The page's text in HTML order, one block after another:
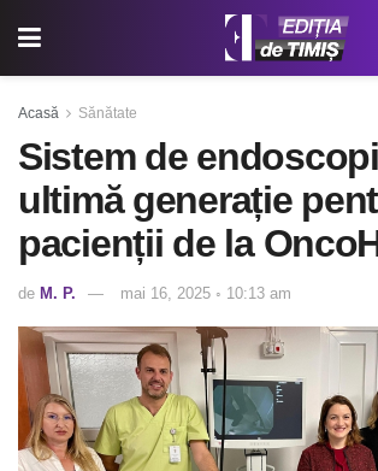
Acasă Sănătate
Sistem de
ultimă generație
pacienții de la
de M. P. mai 16, 2025 ◦ 10:13 am